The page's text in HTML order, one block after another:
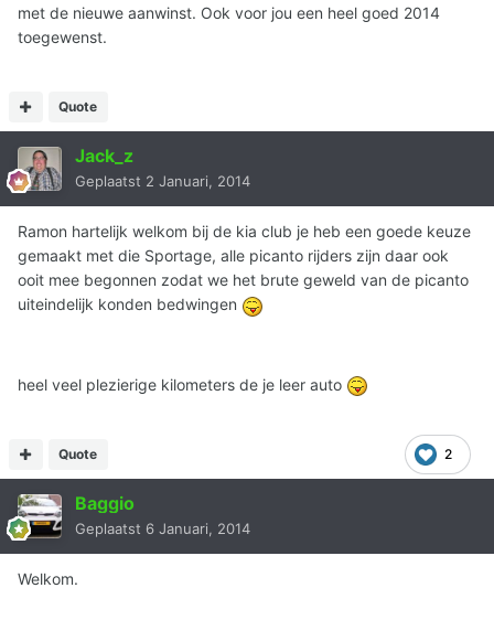
met de nieuwe aanwinst. Ook voor jou een heel goed 2014
toegewenst.
Quote
Jack_z
Geplaatst 2 Januari, 2014
Ramon hartelijk welkom bij de kia club je heb een goede keuze
gemaakt met die Sportage, alle picanto rijders zijn daar ook
ooit mee begonnen zodat we het brute geweld van de picanto
uiteindelijk konden bedwingen
heel veel plezierige kilometers de je leer auto
2
Quote
Baggio
Geplaatst 6 Januari, 2014
Welkom.